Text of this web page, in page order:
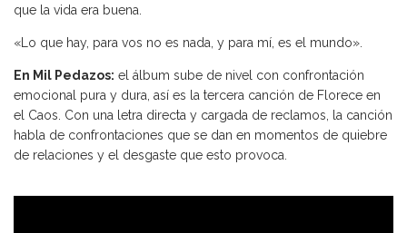
que la vida era buena.
«Lo que hay, para vos no es nada, y para mí, es el mundo».
En Mil Pedazos: el álbum sube de nivel con confrontación
emocional pura y dura, así es la tercera canción de Florece en
el Caos. Con una letra directa y cargada de reclamos, la canción
habla de confrontaciones que se dan en momentos de quiebre
de relaciones y el desgaste que esto provoca.